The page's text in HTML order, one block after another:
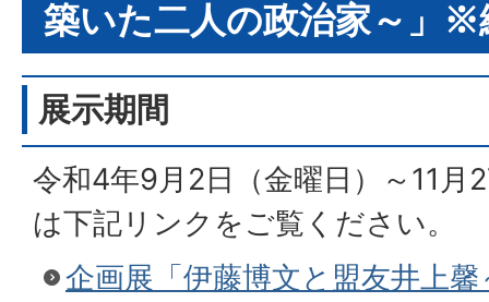
築いた二人の政治家～」※
展示期間
令和4年9月2日（金曜日）～11
は下記リンクをご覧ください。
企画展「伊藤博文と盟友井上